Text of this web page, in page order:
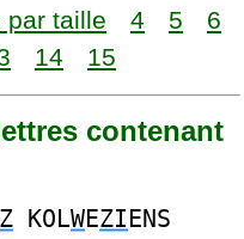
par taille 4 5
6
14 15
contenant
Z KOLWEZIENS